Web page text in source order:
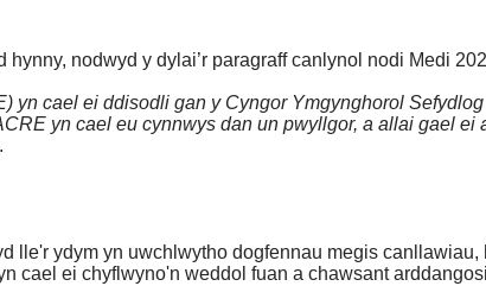
hynny, nodwyd y dylai’r paragraff canlynol nodi Medi
cael ei ddisodli gan y Cyngor Ymgynghorol
yn cael eu cynnwys dan un pwyllgor, a allai gael
.
ydym yn uwchlwytho dogfennau megis
cael ei chyflwyno'n weddol fuan a chawsant